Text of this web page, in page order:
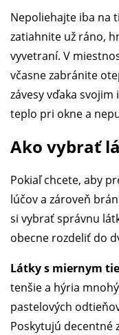
Nepoliehajte iba na
zatiahnite už ráno,
vyvetraní. V
včasne zabránite
závesy vďaka
teplo pri okne a
Ako vybrať
Pokiaľ chcete, aby
lúčov a zároveň
si vybrať správnu
obecne rozdeliť do
Látky s miernym
tenšie a hýria
pastelových
Poskytujú decentné